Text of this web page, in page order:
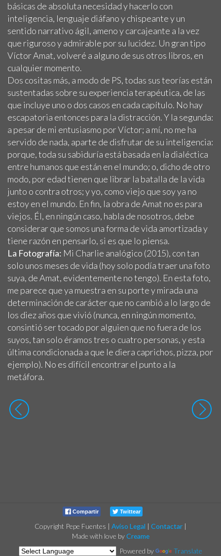
básicas de absoluta necesidad y hacerlo con
inteligencia, lenguaje diáfano y chispeante y un
sentido narrativo ágil, ameno y carcajeante a la vez
que riguroso y admirable por su lucidez. Un gran tipo
Víctor Amat, volveré a alguno de sus otros libros, en
cualquier momento.
Dos cositas más, a modo de PS, todas sus teorías están
sustentadas sobre su experiencia terapéutica, de las
que incluye uno o dos casos en cada capítulo. No hay
escapatoria entonces para la distracción. Y la segunda:
a pesar de mi entusiasmo por Víctor; a mí, no me ha
servido de nada, aparte de disfrutar de su inteligencia:
porque, toda su sabiduría está basada en la dialéctica
entre humanos que están en el mundo; o, dicho de otro
modo, por edad tienen que librar la batalla de la vida
junto o contra otros; y yo, como viejo que soy ya no
estoy en el mundo. En fin, la obra de Amat no es para
viejos. Él, en ningún caso, habla de nosotros, debe
considerar que somos una forma de vida amortizada y
tiene razón en pensarlo, si es que lo piensa.
La Fotografía: Mi Charlie analógico (2015), con tan
solo unos meses de vida (hoy solo podía traer una foto
suya, de Amat, evidentemente no tengo). En esta foto,
me parece que ya muestra en su porte y mirada una
determinación de carácter que no cambió a lo largo de
los diez años que vivió (nunca, en ningún momento,
consintió ser tocado por alguien que no fuera de los
suyos, tan solo éramos tres o cuatro personas, y esta
última condicionada a que le diera caprichos, pizza, por
ejemplo). No es difícil encontrar el punto a la
metáfora.
Compartir Twittear
Copyright Pepe Fuentes | Aviso Legal | Contactar |
Made with love byCreame
Powered by
Translate